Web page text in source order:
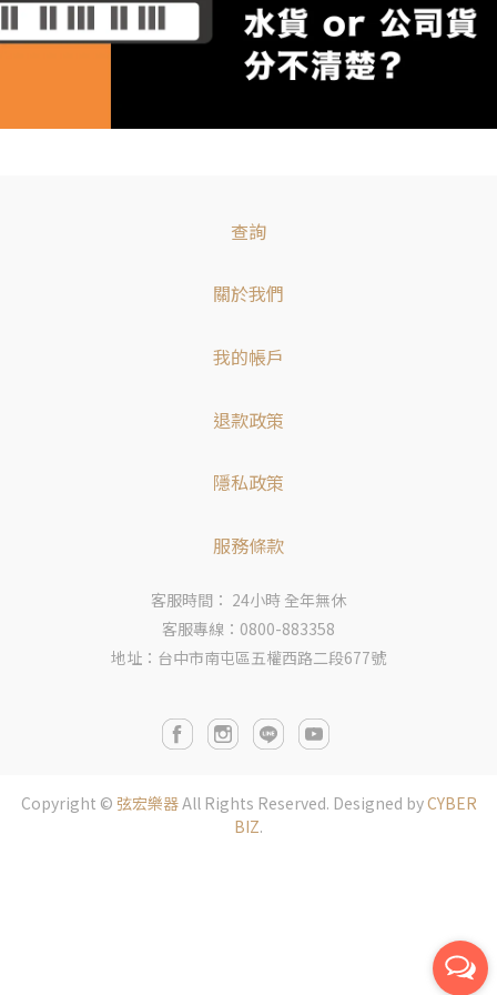
查詢
關於我們
我的帳戶
退款政策
隱私政策
服務條款
客服時間： 24小時 全年無休
客服專線：0800-883358
地址：台中市南屯區五權西路二段677號
Copyright © 弦宏樂器All Rights Reserved. Designed byCYBER
BIZ.